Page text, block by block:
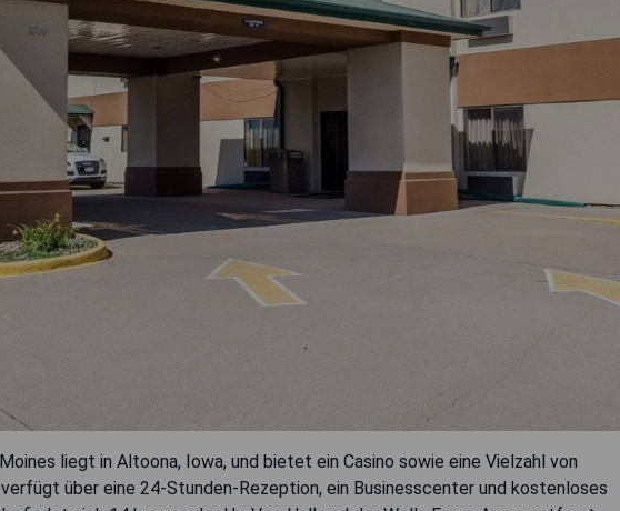
liegt in Altoona, Iowa, und bietet ein Casino sowie eine Vielzahl von
über eine 24-Stunden-Rezeption, ein Businesscenter und kostenloses